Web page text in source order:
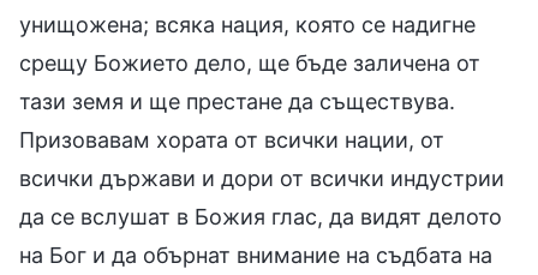
унищожена; всяка нация, която се надигне
срещу Божието дело, ще бъде заличена от
тази земя и ще престане да съществува.
Призовавам хората от всички нации, от
всички държави и дори от всички индустрии
да се вслушат в Божия глас, да видят делото
на Бог и да обърнат внимание на съдбата на